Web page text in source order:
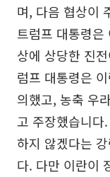
며, 다음 협상이
트럼프 대통령은
상에 상당한 진
럼프 대통령은
의했고, 농축 우
고 주장했습니
하지 않겠다는
다. 다만 이란이